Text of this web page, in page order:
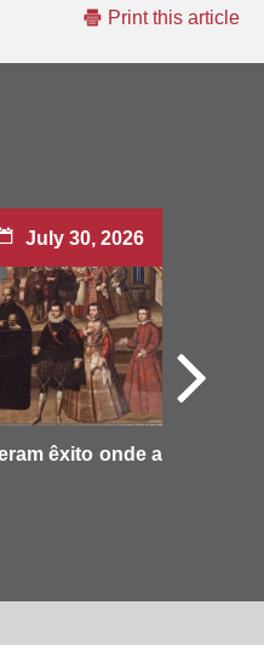
Print this article
July 30, 2026
êxito onde a